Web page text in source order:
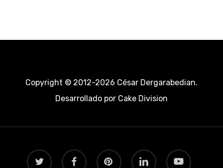
Copyright © 2012-2026 César Dergarabedian.
Desarrollado porCake Division
twitter facebook pinterest linkedin youtube